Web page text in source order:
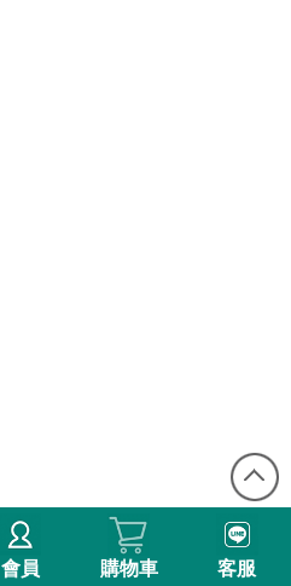
會員 購物車 客服